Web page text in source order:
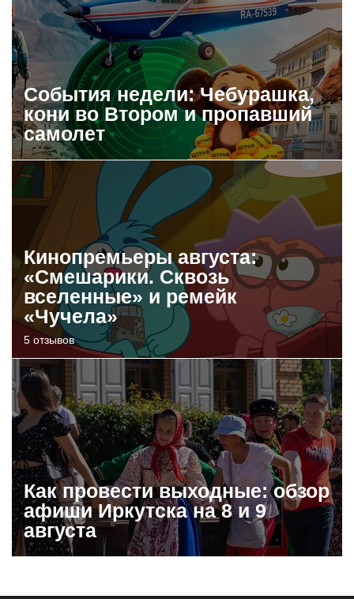
События недели: Чебурашка,
кони во Втором и пропавший
самолет
Кинопремьеры августа:
«Смешарики. Сквозь
вселенные» и ремейк
«Чучела»
5 отзывов
Как провести выходные: обзор
афиши Иркутска на 8 и 9
августа